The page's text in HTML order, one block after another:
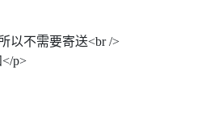
以不需要寄送<br />
p>